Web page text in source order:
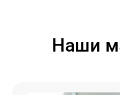
Наши